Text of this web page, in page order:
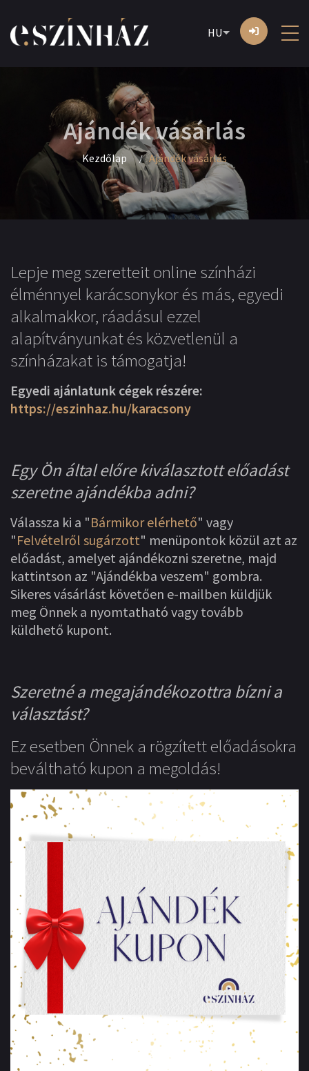
HU
Ajándék vásárlás
Kezdőlap Ajándék vásárlás
Lepje meg szeretteit online színházi
élménnyel karácsonykor és más, egyedi
alkalmakkor, ráadásul ezzel
alapítványunkat és közvetlenül a
színházakat is támogatja!
Egyedi ajánlatunk cégek részére:
https://eszinhaz.hu/karacsony
Egy Ön által előre kiválasztott előadást
szeretne ajándékba adni?
Válassza ki a "Bármikor elérhető" vagy
"Felvételről sugárzott" menüpontok közül azt az
előadást, amelyet ajándékozni szeretne, majd
kattintson az "Ajándékba veszem" gombra.
Sikeres vásárlást követően e-mailben küldjük
meg Önnek a nyomtatható vagy tovább
küldhető kupont.
Szeretné a megajándékozottra bízni a
választást?
Ez esetben Önnek a rögzített előadásokra
beváltható kupon a megoldás!